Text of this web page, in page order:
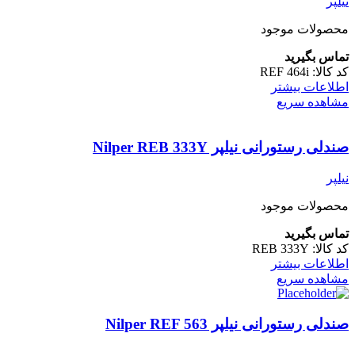
محصولات موجود
تماس بگیرید
کد کالا: REF 464i
اطلاعات بیشتر
مشاهده سریع
صندلی رستورانی نیلپر Nilper REB 333Y
نیلپر
محصولات موجود
تماس بگیرید
کد کالا: REB 333Y
اطلاعات بیشتر
مشاهده سریع
صندلی رستورانی نیلپر Nilper REF 563